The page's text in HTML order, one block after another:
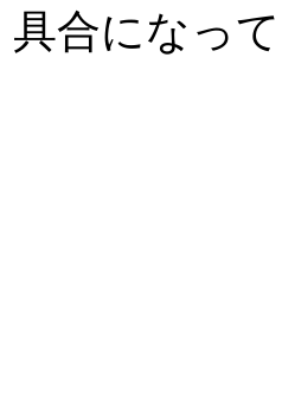
具合になっ